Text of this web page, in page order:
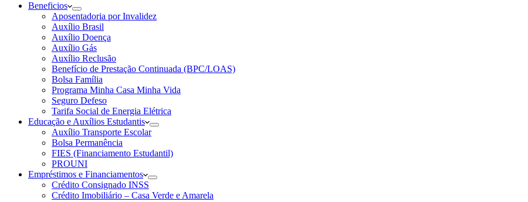
Beneficios
Aposentadoria por Invalidez
Auxílio Brasil
Auxílio Doença
Auxílio Gás
Auxílio Reclusão
Benefício de Prestação Continuada (BPC/LOAS)
Bolsa Família
Programa Minha Casa Minha Vida
Seguro Defeso
Tarifa Social de Energia Elétrica
Educação e Auxílios Estudantis
Auxílio Transporte Escolar
Bolsa Permanência
FIES (Financiamento Estudantil)
PROUNI
Empréstimos e Financiamentos
Crédito Consignado INSS
Crédito Imobiliário – Casa Verde e Amarela